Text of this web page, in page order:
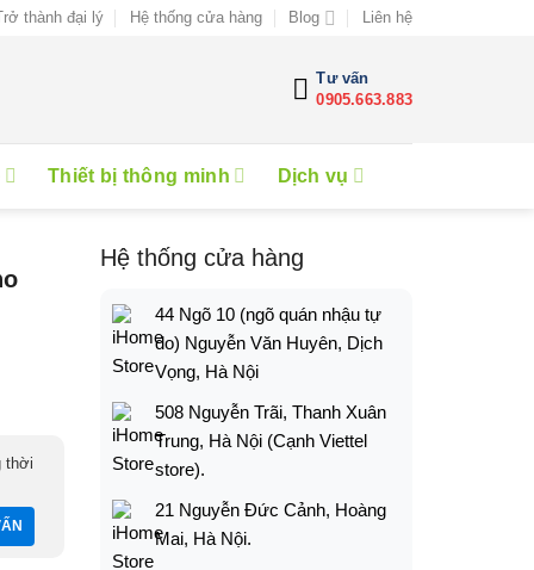
thành đại lý Hệ thống cửa hàng Blog Liên hệ
Tư vấn
0905.663.883
Thiết bị thông minh Dịch vụ
thời
Hệ thống cửa hàng
44 Ngõ 10 (ngõ quán nhậu tự
do) Nguyễn Văn Huyên, Dịch
Vọng, Hà Nội
508 Nguyễn Trãi, Thanh Xuân
Trung, Hà Nội (Cạnh Viettel
store).
21 Nguyễn Đức Cảnh, Hoàng
Mai, Hà Nội.